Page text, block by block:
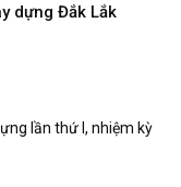
dựng Đắk Lắk
lần thứ I, nhiệm kỳ